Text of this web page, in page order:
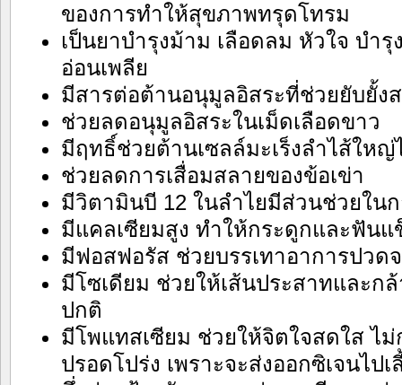
ของการทำให้สุขภาพทรุดโทรม
เป็นยาบำรุงม้าม เลือดลม หัวใจ บำรุ
อ่อนเพลีย
มีสารต่อต้านอนุมูลอิสระที่ช่วยยับยั้งส
ช่วยลดอนุมูลอิสระในเม็ดเลือดขาว
มีฤทธิ์ช่วยต้านเซลล์มะเร็งลำไส้ใหญ่
ช่วยลดการเสื่อมสลายของข้อเข่า
มีวิตามินบี 12 ในลำไยมีส่วนช่วยใน
มีแคลเซียมสูง ทำให้กระดูกและฟันแ
มีฟอสฟอรัส ช่วยบรรเทาอาการปวด
มีโซเดียม ช่วยให้เส้นประสาทและก
ปกติ
มีโพแทสเซียม ช่วยให้จิตใจสดใส ไ
ปรอดโปร่ง เพราะจะส่งออกซิเจนไป